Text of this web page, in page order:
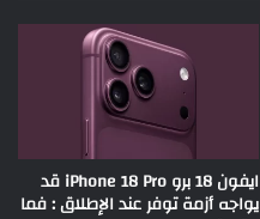
ايفون 18 برو iPhone 18 Pro قد
يواجه أزمة توفر عند الإطلاق : فما